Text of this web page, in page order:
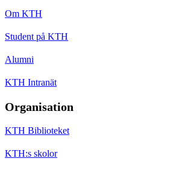
Om KTH
Student på KTH
Alumni
KTH Intranät
Organisation
KTH Biblioteket
KTH:s skolor